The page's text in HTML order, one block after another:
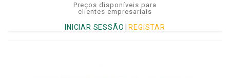
Preços disponíveis para
clientes empresariais
INICIAR SESSÃO REGISTAR